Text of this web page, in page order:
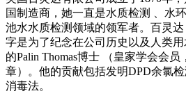
国制造商，她一直是水质检测 、水
池水水质检测领域的领军者。百灵
字是为了纪念在公司历史以及人类
的Palin Thomas博士 （皇家学会会
章）。他的贡献包括发明DPD余氯
消毒法。